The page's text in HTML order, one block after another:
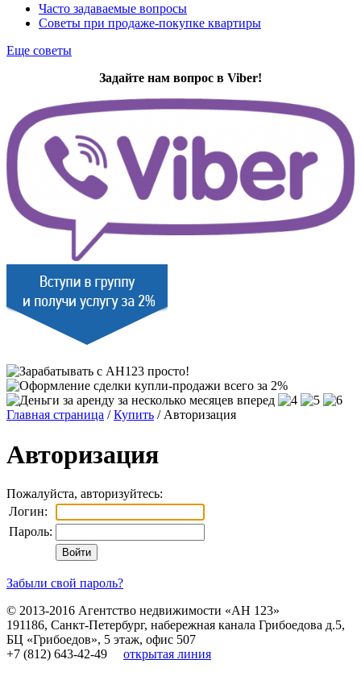
Часто задаваемые вопросы
Советы при продаже-покупке квартиры
Еще советы
Задайте нам вопрос в Viber!
Главная страница /Купить / Авторизация
Авторизация
Пожалуйста, авторизуйтесь:
Логин:
Пароль:
Забыли свой пароль?
© 2013-2016 Агентство недвижимости «АН 123»
191186, Санкт-Петербург, набережная канала Грибоедова д.5,
БЦ «Грибоедов», 5 этаж, офис 507
+7 (812) 643-42-49
открытая линия